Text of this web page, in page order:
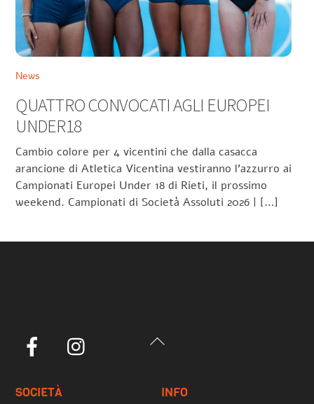
News
QUATTRO CONVOCATI AGLI EUROPEI
UNDER18
Cambio colore per 4 vicentini che dalla casacca
arancione di Atletica Vicentina vestiranno l’azzurro ai
Campionati Europei Under 18 di Rieti, il prossimo
weekend. Campionati di Società Assoluti 2026 | […]
Back
Facebook
SOCIETÀ INFO